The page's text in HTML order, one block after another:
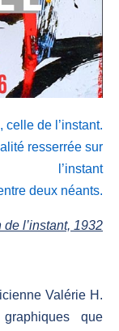
celle de l’instant.
resserrée sur
l’instant
deux néants.
de l’instant, 1932
Valérie H.
que